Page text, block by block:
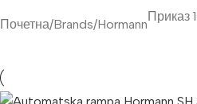
Почетна Brands Hormann
Приказ